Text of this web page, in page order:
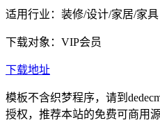
适用行业：装修/设计/家居/家具
下载对象：VIP会员
下载地址
模板不含织梦程序，请到
授权，推荐本站的免费可商用